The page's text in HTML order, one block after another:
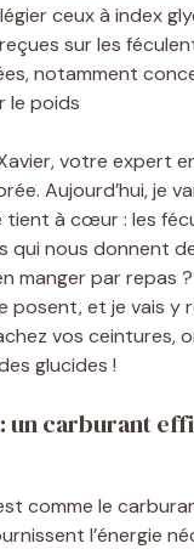
ceux à index
sur les
notamment
le poids
votre expert
Aujourd’hui, je
tient à cœur : les
qui nous donnent de
manger par repas
posent, et je vais y
vos ceintures,
glucides !
un carburant
comme le
l’énergie